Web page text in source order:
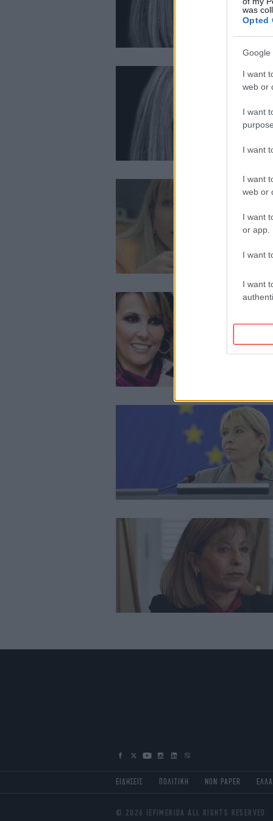
was
Opted
Google
I want
web or
I want
I want
I want
web or
I want
or app.
I want
I want
ΕΙΔΗΣΕΙΣ ΠΟΛΙΤΙΚΗ NON PAPER
© 2026 IEFIMERIDA ALL RIGHTS RESERVED